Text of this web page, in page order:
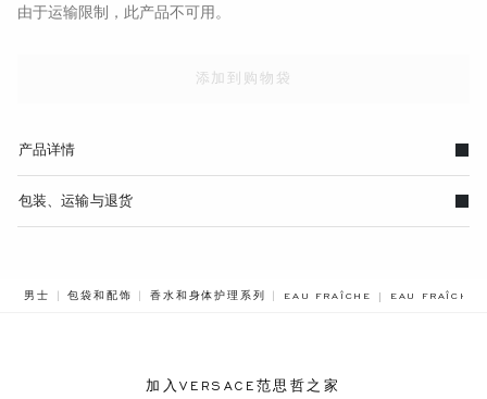
由于运输限制，此产品不可用。
添加到购物袋
产品详情
包装、运输与退货
男士 包袋和配饰 香水和身体护理系列 EAU FRAÎCHE EAU FRAÎCHE
加入VERSACE范思哲之家